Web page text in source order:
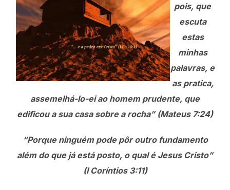
pois, que
escuta
estas
minhas
palavras, e
as pratica,
assemelhá-lo-ei ao homem prudente, que
edificou a sua casa sobre a rocha” (Mateus 7:24)
“Porque ninguém pode pôr outro fundamento
além do que já está posto, o qual é Jesus Cristo”
(I Coríntios 3:11)